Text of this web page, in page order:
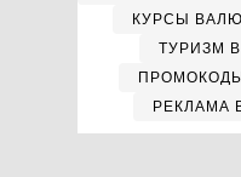
КУРСЫ
ТУРИЗМ
РЕКЛАМА